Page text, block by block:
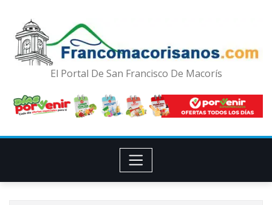
El Portal De San Francisco De Macorís